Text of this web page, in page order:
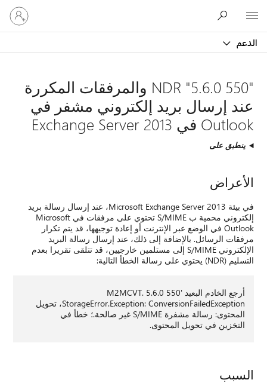
الدعم
تسجيل
الدخول
إلى
"550 5.6.0" NDR والمرفقات المكررة
عند إرسال بريد إلكتروني مشفر في
Outlook في Exchange Server 2013
ينطبق على
الأعراض
في بيئة Microsoft Exchange Server 2013، عند إرسال رسالة بريد
إلكتروني محمية ب S/MIME تحتوي على مرفقات في Microsoft
Outlook في الوضع عبر الإنترنت أو إعادة توجيهها، قد يتم تكرار
مرفقات الرسائل. بالإضافة إلى ذلك، عند إرسال رسالة البريد
الإلكتروني S/MIME إلى مستلمين خارجيين، قد تتلقى تقريرا بعدم
التسليم (NDR) يحتوي على رسالة الخطأ التالية:
أرجع الخادم البعيد '550 5.6.0 M2MCVT.
StorageError.Exception: ConversionFailedException، تحويل
المحتوى: رسالة مشفرة S/MIME غير صالحة.؛ خطأ في
التخزين في تحويل المحتوى.
السبب